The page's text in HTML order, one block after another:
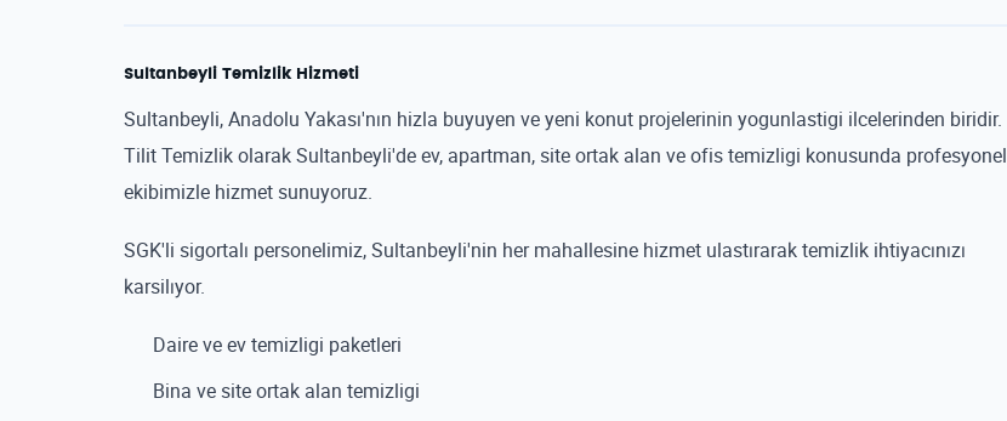
Sultanbeyli Temizlik Hizmeti
Sultanbeyli, Anadolu Yakası'nın hizla buyuyen ve yeni konut projelerinin yogunlastigi ilcelerinden biridir.
Tilit Temizlik olarak Sultanbeyli'de ev, apartman, site ortak alan ve ofis temizligi konusunda profesyonel
ekibimizle hizmet sunuyoruz.
SGK'li sigortalı personelimiz, Sultanbeyli'nin her mahallesine hizmet ulastırarak temizlik ihtiyacınızı
karsilıyor.
Daire ve ev temizligi paketleri
Bina ve site ortak alan temizligi